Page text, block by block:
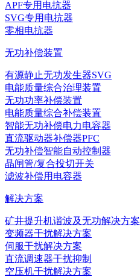
APF专用电抗器
SVG专用电抗器
零相电抗器
无功补偿装置
有源静止无功发生器SVG
电能质量综合治理装置
无功功率补偿装置
电能质量综合补偿装置
智能无功补偿电力电容器
直流驱动器补偿器PFC
无功补偿智能自动控制器
晶闸管/复合投切开关
滤波补偿用电容器
解决方案
矿井提升机谐波及无功解决方案
变频器干扰解决方案
伺服干扰解决方案
直流调速器干扰抑制
空压机干扰解决方案